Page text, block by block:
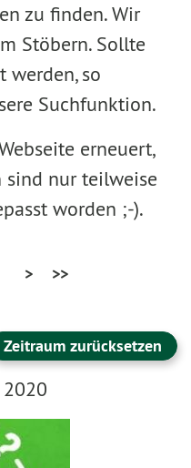
zu finden. Wir
Stöbern. Sollte
werden, so
Suchfunktion.
erneuert,
nur teilweise
worden ;-).
> >>
Zeitraum zurücksetzen